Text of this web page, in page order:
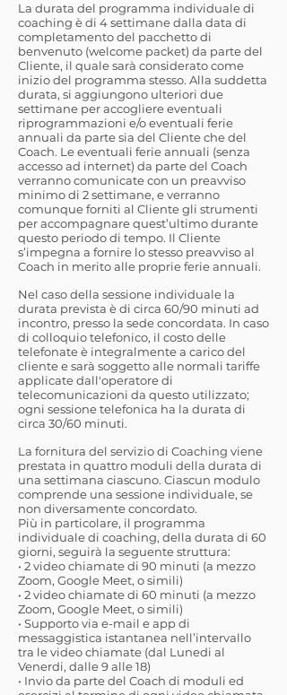
La durata del programma individuale di
coaching è di 4 settimane dalla data di
completamento del pacchetto di
benvenuto (welcome packet) da parte del
Cliente, il quale sarà considerato come
inizio del programma stesso. Alla suddetta
durata, si aggiungono ulteriori due
settimane per accogliere eventuali
riprogrammazioni e/o eventuali ferie
annuali da parte sia del Cliente che del
Coach. Le eventuali ferie annuali (senza
accesso ad internet) da parte del Coach
verranno comunicate con un preavviso
minimo di 2 settimane, e verranno
comunque forniti al Cliente gli strumenti
per accompagnare quest’ultimo durante
questo periodo di tempo. Il Cliente
s’impegna a fornire lo stesso preavviso al
Coach in merito alle proprie ferie annuali.
Nel caso della sessione individuale la
durata prevista è di circa 60/90 minuti ad
incontro, presso la sede concordata. In caso
di colloquio telefonico, il costo delle
telefonate è integralmente a carico del
cliente e sarà soggetto alle normali tariffe
applicate dall'operatore di
telecomunicazioni da questo utilizzato;
ogni sessione telefonica ha la durata di
circa 30/60 minuti.
La fornitura del servizio di Coaching viene
prestata in quattro moduli della durata di
una settimana ciascuno. Ciascun modulo
comprende una sessione individuale, se
non diversamente concordato.
Più in particolare, il programma
individuale di coaching, della durata di 60
giorni, seguirà la seguente struttura:
• 2 video chiamate di 90 minuti (a mezzo
Zoom, Google Meet, o simili)
• 2 video chiamate di 60 minuti (a mezzo
Zoom, Google Meet, o simili)
• Supporto via e-mail e app di
messaggistica istantanea nell’intervallo
tra le video chiamate (dal Lunedi al
Venerdi, dalle 9 alle 18)
• Invio da parte del Coach di moduli ed